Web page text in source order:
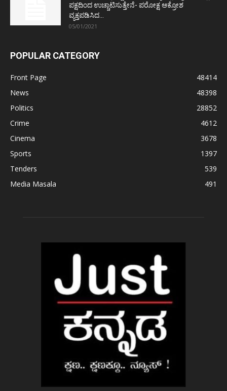
ಪಕ್ಷದಿಂದ ಉಚ್ಚಾಟಿಸುತ್ತೇನೆ- ಪರೋಕ್ಷ ಆಕ್ರೋಶ
ವ್ಯಕ್ತಪಡಿಸಿದ...
05/01/2021
POPULAR CATEGORY
Front Page
48414
News
48398
Politics
28852
Crime
4612
Cinema
3678
Sports
1397
Tenders
539
Media Masala
491